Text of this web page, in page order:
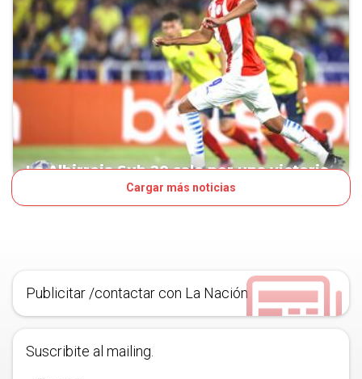
La Albirroja Sub 20 sale por una victoria
Cargar más noticias
Publicitar /contactar con La Nación
Suscribite al mailing.